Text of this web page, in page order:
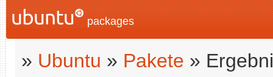
packages
» Ubuntu » Pakete »